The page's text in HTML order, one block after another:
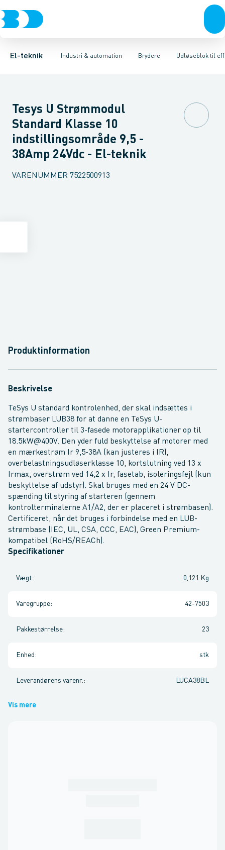
El-teknik Industri & automation
Afbrydere, stikkontakter & lampeudtagForgreningsmateriel
Brydere
Industristiksystemer Frekvensomformere og softstartere
Udløseblok til
Motorbetjening for effektafbryder Ombygningssæt til
Tesys U Strømmodul
Standard Klasse 10
indstillingsområde 9,5 -
38Amp 24Vdc - El-teknik
VARENUMMER 7522500913
Produktinformation
Beskrivelse
TeSys U standard kontrolenhed, der skal indsættes i
strømbaser LUB38 for at danne en TeSys U-
startercontroller til 3-fasede motorapplikationer op til
18.5kW@400V. Den yder fuld beskyttelse af motorer med
en mærkestrøm Ir 9,5-38A (kan justeres i IR),
overbelastningsudløserklasse 10, kortslutning ved 13 x
Irmax, overstrøm ved 14,2 x Ir, fasetab, isoleringsfejl (kun
beskyttelse af udstyr). Skal bruges med en 24 V DC-
spænding til styring af starteren (gennem
kontrolterminalerne A1/A2, der er placeret i strømbasen).
Certificeret, når det bruges i forbindelse med en LUB-
strømbase (IEC, UL, CSA, CCC, EAC), Green Premium-
kompatibel (RoHS/REACh).
Specifikationer
Vægt: 0,121 Kg
Varegruppe: 42-7503
Pakkestørrelse: 23
Enhed : stk
Leverandørens varenr. : LUCA38BL
Vis mere